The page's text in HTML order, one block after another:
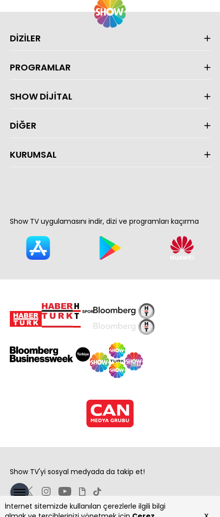
İnternet sitemizde kullanılan çerezlerle ilgili bilgi
DİZİLER
PROGRAMLAR
SHOW DİJİTAL
DİĞER
KURUMSAL
Show TV uygulamasını indir, dizi ve programları kaçırma
Show TV'yi sosyal medyada da takip et!